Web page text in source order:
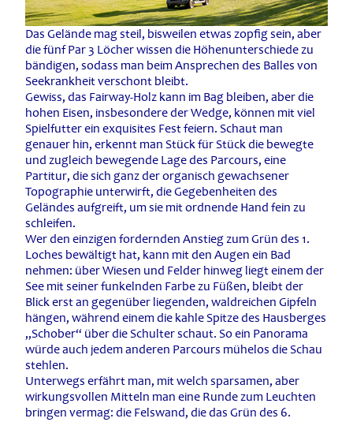
Das Gelände mag steil, bisweilen etwas zopfig sein, aber
die fünf Par 3 Löcher wissen die Höhenunterschiede zu
bändigen, sodass man beim Ansprechen des Balles von
Seekrankheit verschont bleibt.
Gewiss, das Fairway-Holz kann im Bag bleiben, aber die
hohen Eisen, insbesondere der Wedge, können mit viel
Spielfutter ein exquisites Fest feiern. Schaut man
genauer hin, erkennt man Stück für Stück die bewegte
und zugleich bewegende Lage des Parcours, eine
Partitur, die sich ganz der organisch gewachsener
Topographie unterwirft, die Gegebenheiten des
Geländes aufgreift, um sie mit ordnende Hand fein zu
schleifen.
Wer den einzigen fordernden Anstieg zum Grün des 1.
Loches bewältigt hat, kann mit den Augen ein Bad
nehmen: über Wiesen und Felder hinweg liegt einem der
See mit seiner funkelnden Farbe zu Füßen, bleibt der
Blick erst an gegenüber liegenden, waldreichen Gipfeln
hängen, während einem die kahle Spitze des Hausberges
„Schober“ über die Schulter schaut. So ein Panorama
würde auch jedem anderen Parcours mühelos die Schau
stehlen.
Unterwegs erfährt man, mit welch sparsamen, aber
wirkungsvollen Mitteln man eine Runde zum Leuchten
bringen vermag: die Felswand, die das Grün des 6.